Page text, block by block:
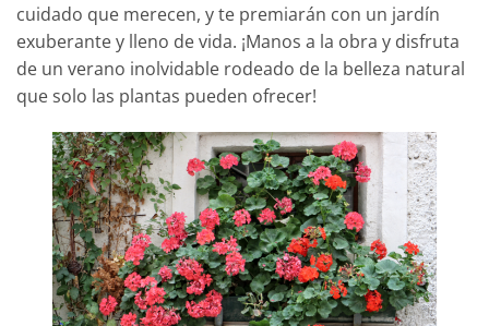
cuidado que merecen, y te premiarán con un jardín
exuberante y lleno de vida. ¡Manos a la obra y disfruta
de un verano inolvidable rodeado de la belleza natural
que solo las plantas pueden ofrecer!